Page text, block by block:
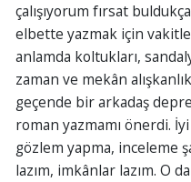
çalışıyorum fırsat
elbette yazmak için
anlamda koltukları,
zaman ve mekân
geçende bir arkadaş
roman yazmamı önerdi.
gözlem yapma, inceleme
lazım, imkânlar lazım. O